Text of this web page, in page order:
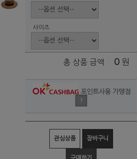
사이즈
총 상품 금액 0 원
포인트사용 가맹점
?
관심상품 장바구니
구매하기